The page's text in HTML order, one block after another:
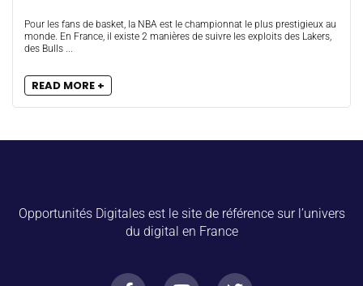
Pour les fans de basket, la NBA est le championnat le plus prestigieux au
monde. En France, il existe 2 manières de suivre les exploits des Lakers,
des Bulls ...
READ MORE +
Opportunités Digitales est le site de référence sur l’univers
du digital en France